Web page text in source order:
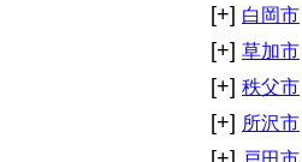
[+] 白岡市
[+] 草加市
[+] 秩父市
[+] 所沢市